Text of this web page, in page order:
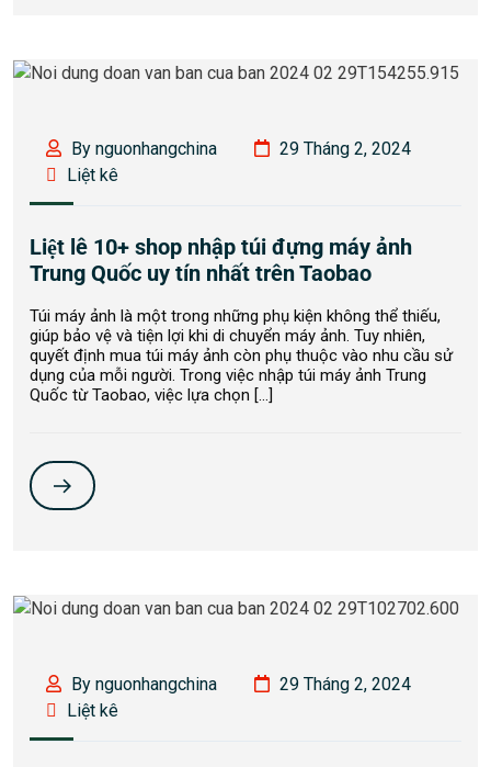
By nguonhangchina
29 Tháng 2, 2024
Liệt kê
Liệt lê 10+ shop nhập túi đựng máy ảnh
Trung Quốc uy tín nhất trên Taobao
Túi máy ảnh là một trong những phụ kiện không thể thiếu,
giúp bảo vệ và tiện lợi khi di chuyển máy ảnh. Tuy nhiên,
quyết định mua túi máy ảnh còn phụ thuộc vào nhu cầu sử
dụng của mỗi người. Trong việc nhập túi máy ảnh Trung
Quốc từ Taobao, việc lựa chọn […]
By nguonhangchina
29 Tháng 2, 2024
Liệt kê